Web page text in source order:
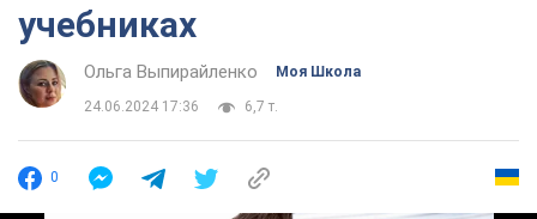
учебниках
Ольга Выпирайленко Моя Школа
24.06.2024 17:36 6,7 т.
0